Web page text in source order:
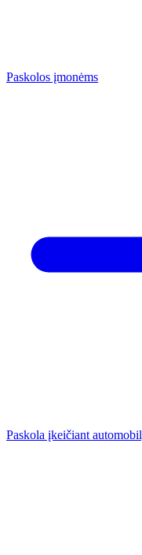
Paskolos įmonėms
Paskola įkeičiant